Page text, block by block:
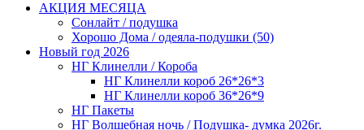
АКЦИЯ МЕСЯЦА
Сонлайт / подушка
Хорошо Дома / одеяла-подушки (50)
Новый год 2026
НГ Клинелли / Короба
НГ Клинелли короб 26*26*3
НГ Клинелли короб 36*26*9
НГ Пакеты
НГ Волшебная ночь / Подушка- думка 2026г.